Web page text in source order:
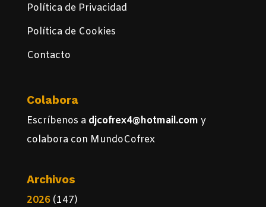
Política de Privacidad
Política de Cookies
Contacto
Colabora
Escríbenos a djcofrex4@hotmail.com y
colabora con MundoCofrex
Archivos
2026(147)